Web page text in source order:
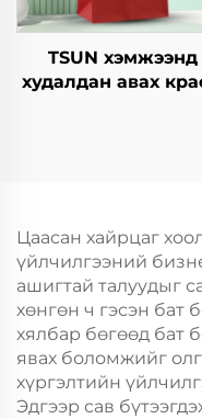
пластик зам
TSUN хэмжээнд
худалдан авах
өрөөний баримт
барих
Цаасан хайрцаг
үйлчилгээний
ашигтай талуудыг
хөнгөн ч гэсэн бат
хялбар бөгөөд бат
явах боломжийг
хүргэлтийн
Эдгээр сав